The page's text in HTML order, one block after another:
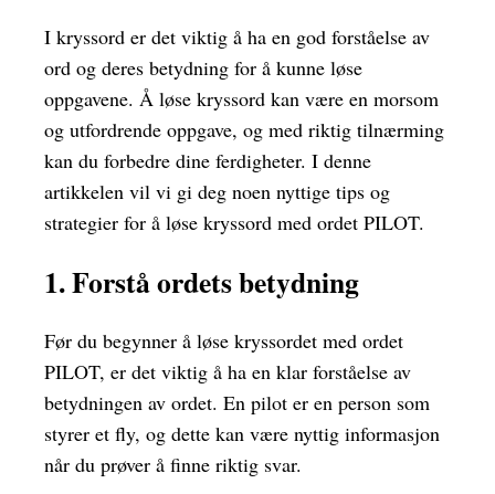
I kryssord er det viktig å ha en god forståelse av
ord og deres betydning for å kunne løse
oppgavene. Å løse kryssord kan være en morsom
og utfordrende oppgave, og med riktig tilnærming
kan du forbedre dine ferdigheter. I denne
artikkelen vil vi gi deg noen nyttige tips og
strategier for å løse kryssord med ordet PILOT.
1. Forstå ordets betydning
Før du begynner å løse kryssordet med ordet
PILOT, er det viktig å ha en klar forståelse av
betydningen av ordet. En pilot er en person som
styrer et fly, og dette kan være nyttig informasjon
når du prøver å finne riktig svar.